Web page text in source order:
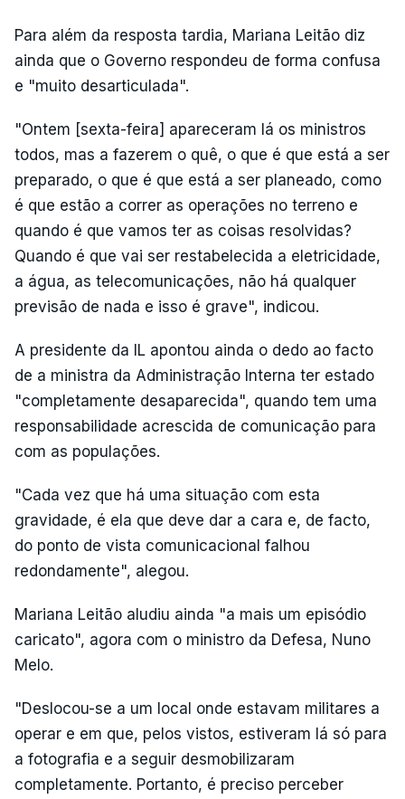
Para além da resposta tardia, Mariana Leitão diz
ainda que o Governo respondeu de forma confusa
e "muito desarticulada".
"Ontem [sexta-feira] apareceram lá os ministros
todos, mas a fazerem o quê, o que é que está a ser
preparado, o que é que está a ser planeado, como
é que estão a correr as operações no terreno e
quando é que vamos ter as coisas resolvidas?
Quando é que vai ser restabelecida a eletricidade,
a água, as telecomunicações, não há qualquer
previsão de nada e isso é grave", indicou.
A presidente da IL apontou ainda o dedo ao facto
de a ministra da Administração Interna ter estado
"completamente desaparecida", quando tem uma
responsabilidade acrescida de comunicação para
com as populações.
"Cada vez que há uma situação com esta
gravidade, é ela que deve dar a cara e, de facto,
do ponto de vista comunicacional falhou
redondamente", alegou.
Mariana Leitão aludiu ainda "a mais um episódio
caricato", agora com o ministro da Defesa, Nuno
Melo.
"Deslocou-se a um local onde estavam militares a
operar e em que, pelos vistos, estiveram lá só para
a fotografia e a seguir desmobilizaram
completamente. Portanto, é preciso perceber